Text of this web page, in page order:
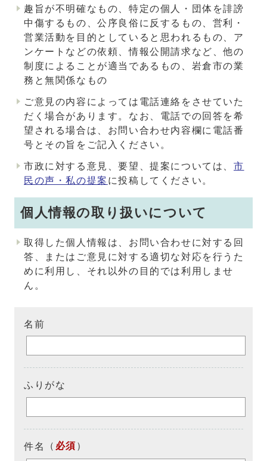
趣旨が不明確なもの、特定の個人・団体を誹謗
中傷するもの、公序良俗に反するもの、営利・
営業活動を目的としていると思われるもの、ア
ンケートなどの依頼、情報公開請求など、他の
制度によることが適当であるもの、岩倉市の業
務と無関係なもの
ご意見の内容によっては電話連絡をさせていた
だく場合があります。なお、電話での回答を希
望される場合は、お問い合わせ内容欄に電話番
号とその旨をご記入ください。
市政に対する意見、要望、提案については、 市
民の声・私の提案 に投稿してください。
個人情報の取り扱いについて
取得した個人情報は、お問い合わせに対する回
答、またはご意見に対する適切な対応を行うた
めに利用し、それ以外の目的では利用しませ
ん。
名前
ふりがな
件名 （ 必須 ）